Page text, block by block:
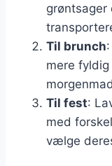
grøntsager
Til brunch
mere
Til fest:
med
vælge